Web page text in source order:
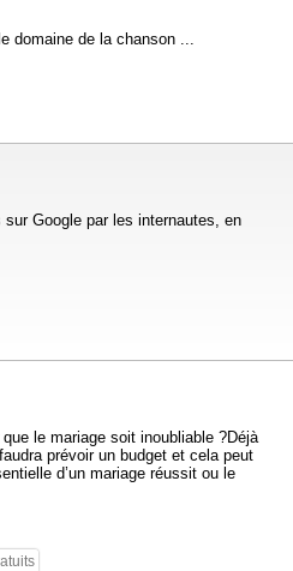
domaine de la chanson ...
Google par les internautes, en
le mariage soit inoubliable ?Déjà
prévoir un budget et cela peut
d’un mariage réussit ou le